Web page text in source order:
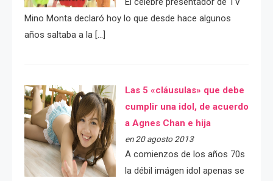
Mino Monta declaró hoy lo que desde hace algunos
años saltaba a la […]
Las 5 «cláusulas» que debe
cumplir una idol, de acuerdo
a Agnes Chan e hija
en 20 agosto 2013
A comienzos de los años 70s
la débil imágen idol apenas se